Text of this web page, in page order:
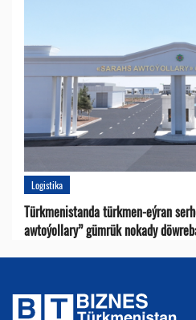
Logistika
Türkmenistanda türkmen-eýran
awtoýollary” gümrük nokady